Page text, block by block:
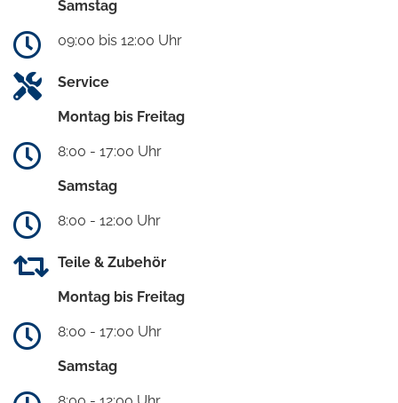
Samstag
09:00 bis 12:00 Uhr
Service
Montag bis Freitag
8:00 - 17:00 Uhr
Samstag
8:00 - 12:00 Uhr
Teile & Zubehör
Montag bis Freitag
8:00 - 17:00 Uhr
Samstag